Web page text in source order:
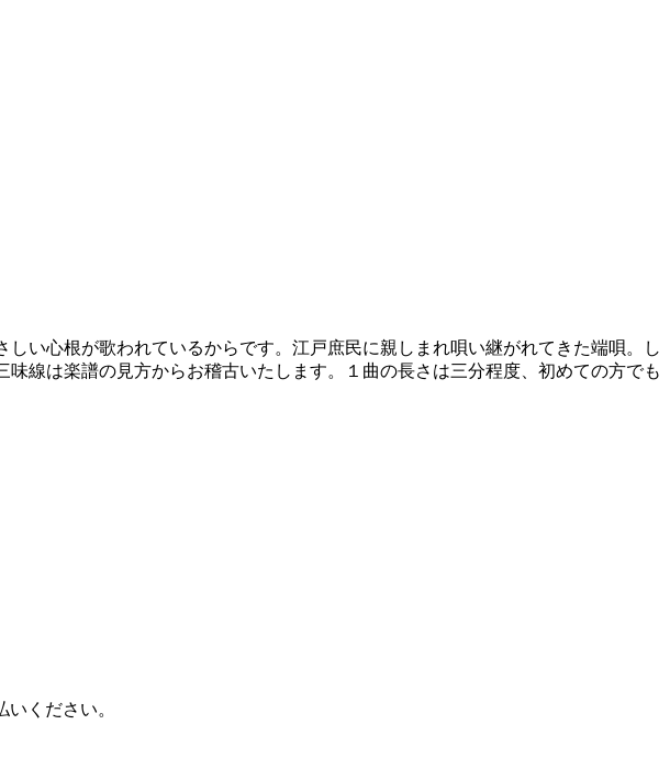
い心根が歌われているからです。江戸庶民に親しまれ唄い継がれてきた端唄。し
線は楽譜の見方からお稽古いたします。１曲の長さは三分程度、初めての方でも
ください。